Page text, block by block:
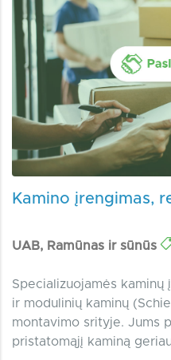
Kamino įrengimas,
UAB, Ramūnas ir sūnūs
Specializuojamės
ir modulinių kaminų
montavimo srityje. Jums
pristatomąjį kaminą